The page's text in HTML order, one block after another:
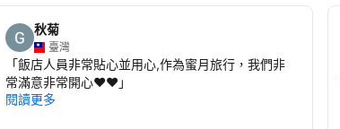
秋菊
臺灣
「飯店人員非常貼心並用心,作為蜜月旅行，我們非
常滿意非常開心❤️❤️」
閱讀更多